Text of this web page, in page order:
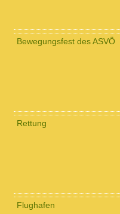
Bewegungsfest des ASVÖ
Rettung
Flughafen